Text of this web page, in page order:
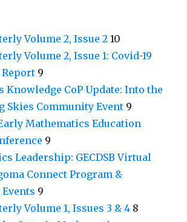
Volume 2, Issue 2 10
Volume 2, Issue 1: Covid-19
Report 9
Knowledge CoP Update: Into the
Skies Community Event 9
Mathematics Education
9
Leadership: GECDSB Virtual
Connect Program &
9
Volume 1, Issues 3 & 4 8